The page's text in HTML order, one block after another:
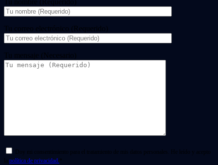
Tu nombre (Requerido)
Tu correo electrónico (Requerido)
Tu mensaje (Necesario)
Doy mi consentimiento para el tratamiento de mis datos personales. He leído y acepto
la política de privacidad. *